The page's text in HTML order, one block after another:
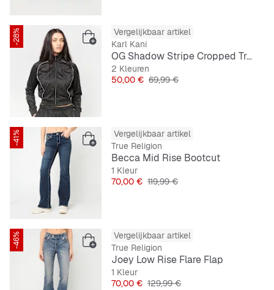
-28%
Vergelijkbaar artikel
Karl Kani
OG Shadow Stripe Cropped Trackjacket
2 Kleuren
Prijs
50,00 € Originele Prijs
69,99 €
-41%
Vergelijkbaar artikel
True Religion
Becca Mid Rise Bootcut
1 Kleur
Prijs
70,00 € Originele Prijs
119,99 €
-46%
Vergelijkbaar artikel
True Religion
Joey Low Rise Flare Flap
1 Kleur
Prijs
70,00 € Originele Prijs
129,99 €